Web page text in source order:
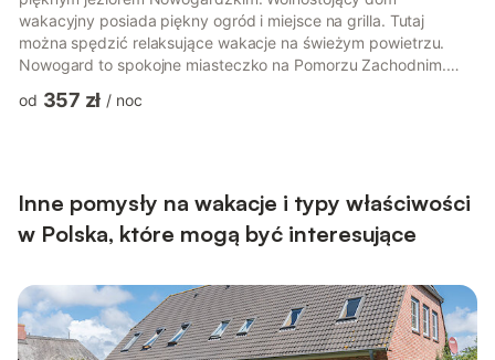
wakacyjny posiada piękny ogród i miejsce na grilla. Tutaj
można spędzić relaksujące wakacje na świeżym powietrzu.
Nowogard to spokojne miasteczko na Pomorzu Zachodnim.
dziewiczej przyrodzie. Jeśli szukasz energii miasta, znajdziesz
wakacje dokładnie tak, jak chcesz. Wybier...
od 357 zł / noc
Inne pomysły na wakacje i typy właściwości
w Polska, które mogą być interesujące